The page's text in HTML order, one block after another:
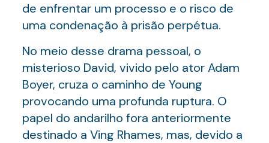
de enfrentar um processo e o risco de
uma condenação à prisão perpétua.
No meio desse drama pessoal, o
misterioso David, vivido pelo ator Adam
Boyer, cruza o caminho de Young
provocando uma profunda ruptura. O
papel do andarilho fora anteriormente
destinado a Ving Rhames, mas, devido a